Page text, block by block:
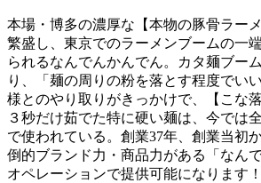
本場・博多の濃厚な【本物の豚骨ラー
繁盛し、東京でのラーメンブームの一
られるなんでんかんでん。カタ麺ブー
り、「麺の周りの粉を落とす程度でい
様とのやり取りがきっかけで、【こな
３秒だけ茹でた特に硬い麺は、今では
で使われている。創業37年、創業当初
倒的ブランド力・商品力がある「なん
オペレーションで提供可能になります